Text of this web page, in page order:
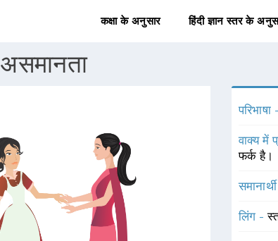
कक्षा के अनुसार हिंदी ज्ञान स्तर के
असमानता
वाक्य में
फर्क है।
लिंग -